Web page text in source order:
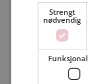
Jeg er en:
Strengt
nødvendig